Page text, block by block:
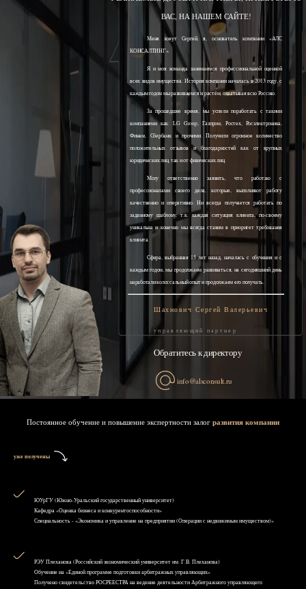
ВАС, НА НАШЕМ САЙТЕ!
Меня зовут Сергей, я, основатель компании «АЛС
КОНСАЛТИНГ».
Я и моя команда занимаемся профессиональной оценкой
всех видов имущества. История компании началась в 2013 году, с
каждым годом мы развиваемся и растём, охватывая всю Россию.
За прошедшее время, мы успели поработать с такими
компаниями как: LG Group, Газпром, Ростех, Росэлектроника,
Финам, Сбербанк и прочими. Получили огромное количество
положительных отзывов и благодарностей как от крупных
юридических лиц, так и от физических лиц.
Могу ответственно заявить, что работаю с
профессионалами своего дела, которые, выполняют работу
качественно и оперативно. Ни всегда получается работать по
заданному шаблону, т.к. каждая ситуация клиента, по-своему
уникальна и конечно мы всегда ставим в приоритет требования
клиента.
Сфера, выбранная 15 лет назад, началась с обучения и с
каждым годом, мы продолжаем развиваться, на сегодняшний день
наработали колоссальный опыт и продолжаем его получать.
Шахнович Сергей Валерьевич
управляющий партнер
Обратитесь к директору
info@alsconsult.ru
Постоянное обучение и повышение экспертности залог развития компании
уже получены
ЮУрГУ (Южно-Уральский государственный университет)
Кафедра «Оценка бизнеса и конкурентоспособности»
Специальность - «Экономика и управление на предприятии (Операции с недвижимым имуществом)»
РЭУ Плеханова (Российский экономический университет им. Г.В. Плеханова)
Обучение на «Единой программе подготовки арбитражных управляющих»
Получено свидетельство РОСРЕЕСТРА на ведение деятельности Арбитражного управляющего